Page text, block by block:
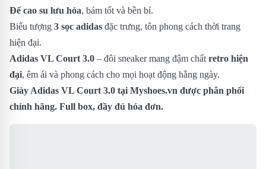
Đế cao su lưu hóa, bám tốt và bền bỉ.
Biểu tượng 3 sọc adidas đặc trưng, tôn phong cách thời trang
hiện đại.
Adidas VL Court 3.0 – đôi sneaker mang đậm chất retro hiện
đại, êm ái và phong cách cho mọi hoạt động hằng ngày.
Giày Adidas VL Court 3.0 tại Myshoes.vn được phân phối
chính hãng. Full box, đầy đủ hóa đơn.